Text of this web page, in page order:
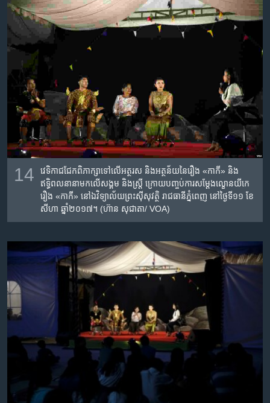
14
វេទិកា​ជជែក​ពិភាក្សា​ទៅលើ​អត្ថរស​ និង​អត្ថន័យ​នៃ​រឿង​ «កាកី» និង​
ឥទ្ធិពល​នានា​មកលើ​សង្គម​ និង​ស្ត្រី ក្រោយ​បញ្ចប់​ការ​សម្តែង​ល្ខោន​យីកេ​
រឿង​ «កាកី»​ នៅ​ឯ​វិទ្យាល័យ​ព្រះស៊ីសុវត្ថិ​ រាជធានី​ភ្នំពេញ​ នៅថ្ងៃ​ទី១១​ ខែ​
សីហា​ ឆ្នាំ​២០១៧។ (ហ៊ាន សុជាតា/ VOA)